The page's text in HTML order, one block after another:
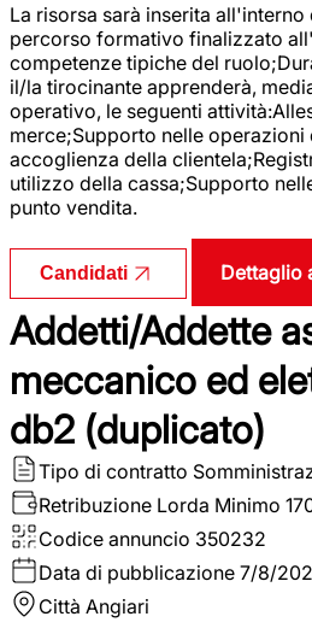
La risorsa sarà inserita
percorso formativo finalizzato
competenze tipiche del
il/la tirocinante apprenderà,
operativo, le seguenti
merce;Supporto nelle operazioni
accoglienza della
utilizzo della cassa;Supporto
punto vendita.
Candidati Dettaglio
Addetti/Addette
meccanico ed
db2 (duplicato)
Tipo di contratto
Retribuzione Lorda Minimo
Codice annuncio 350232
Data di pubblicazione 7/8/
Città Angiari